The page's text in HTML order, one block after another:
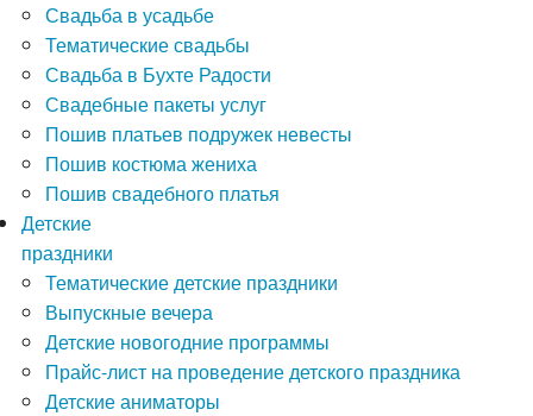
Свадьба в усадьбе
Тематические свадьбы
Свадьба в Бухте Радости
Свадебные пакеты услуг
Пошив платьев подружек невесты
Пошив костюма жениха
Пошив свадебного платья
Детские
праздники
Тематические детские праздники
Выпускные вечера
Детские новогодние программы
Прайс-лист на проведение детского праздника
Детские аниматоры